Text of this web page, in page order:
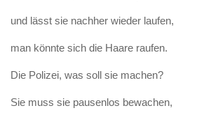
und lässt sie nachher wieder laufen,
man könnte sich die Haare raufen.
Die Polizei, was soll sie machen?
Sie muss sie pausenlos bewachen,